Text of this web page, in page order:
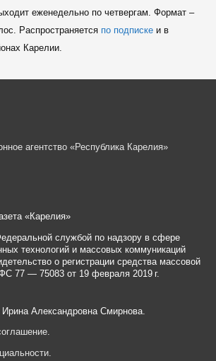
еженедельно по четвергам. Формат –
Распространяется по подпискеи в
Карелии.
агентство «Республика Карелия»
«Карелия»
службой по надзору в сфере
технологий и массовых коммуникаций
о регистрации средства массовой
77 — 75083 от 19 февраля 2019 г.
Александровна Смирнова.
.
.